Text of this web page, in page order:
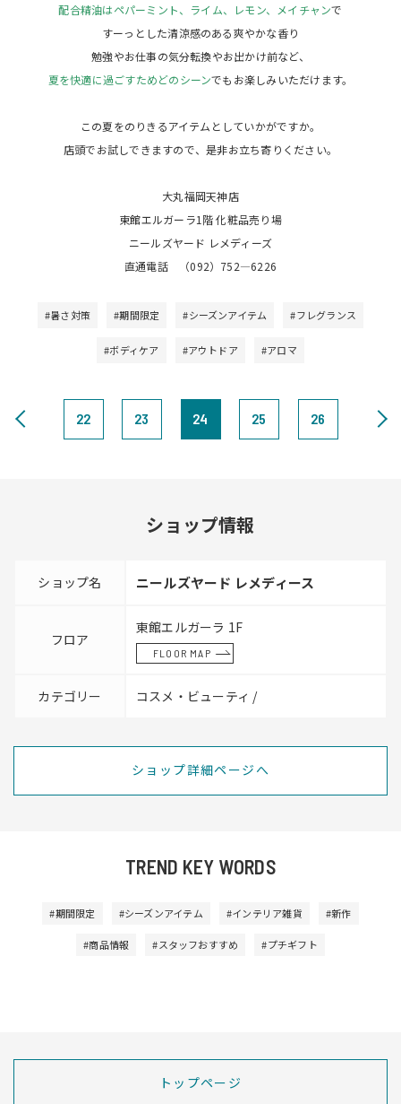
配合精油はペパーミント、ライム、レモン、メイチャンで
すーっとした清涼感のある爽やかな香り
勉強やお仕事の気分転換やお出かけ前など、
夏を快適に過ごすためどのシーンでもお楽しみいただけます。
この夏をのりきるアイテムとしていかがですか。
店頭でお試しできますので、是非お立ち寄りください。
大丸福岡天神店
東館エルガーラ1階 化粧品売り場
ニールズヤード レメディーズ
直通電話 （092）752―6226
#暑さ対策 #期間限定 #シーズンアイテム #フレグランス
#ボディケア #アウトドア #アロマ
22 23 24 25 26
ショップ情報
ショップ名 ニールズヤード レメディース
フロア
東館エルガーラ 1F
FLOOR MAP
カテゴリー コスメ・ビューティ /
ショップ詳細ページへ
TREND KEY WORDS
#期間限定 #シーズンアイテム #インテリア雑貨 #新作
#商品情報 #スタッフおすすめ #プチギフト
トップページ